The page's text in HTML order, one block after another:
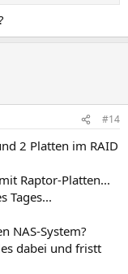
#14
2 Platten im RAID
Raptor-Platten...
Tages...
NAS-System?
dabei und fristt